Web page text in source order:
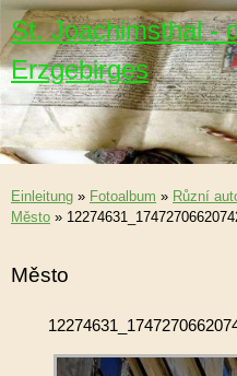
St. Joachimsthal -
Erzgebirges
Einleitung » Fotoalbum » Různí
Město »
Město